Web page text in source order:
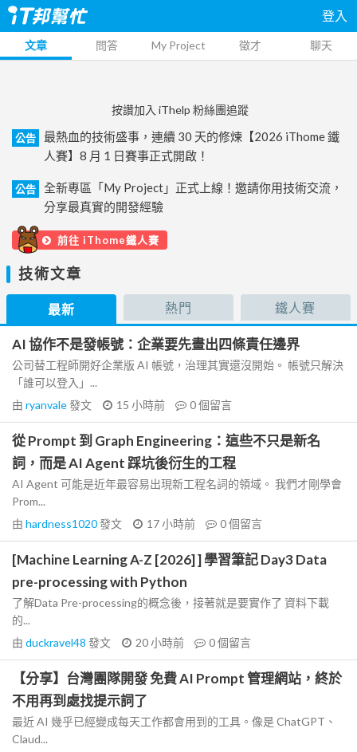
登入
文章 問答 My Project 徵才 聊天
按讚加入 iThelp 粉絲團追蹤
公告
最熱血的技術盛事，連續 30 天的修煉【2026 iThome 鐵
人賽】8 月 1 日賽事正式開啟！
公告
全新專區「My Project」正式上線！邀請你用技術交流，
分享最真實的開發經驗
前往 iThome鐵人賽
技術文章
最新 熱門 鐵人賽
AI 協作不是發帳號：企業要先畫出四條責任邊界
公司替工程師開好企業版 AI 帳號，治理其實還沒開始。 帳號只解決
「誰可以登入」...
由 ryanvale發文 15 小時前 0個留言
從 Prompt 到 Graph Engineering：這些不只是新名
詞，而是 AI Agent 踩坑後衍生的工程
AI Agent 可能是近年最容易出現新工程名詞的領域。 我們才剛學會
Prom...
由 hardness1020發文 17 小時前 0個留言
[Machine Learning A-Z [2026] ] 學習筆記 Day3 Data
pre-processing with Python
了解Data Pre-processing的概念後，接著就是要實作了 資料下載
的...
由 duckravel48 發文 20 小時前 0個留言
【分享】台灣團隊開發 免費 AI Prompt 管理網站，終於
不用再到處找提示詞了
最近 AI 幾乎已經變成每天工作都會用到的工具。像是 ChatGPT、
Claud...